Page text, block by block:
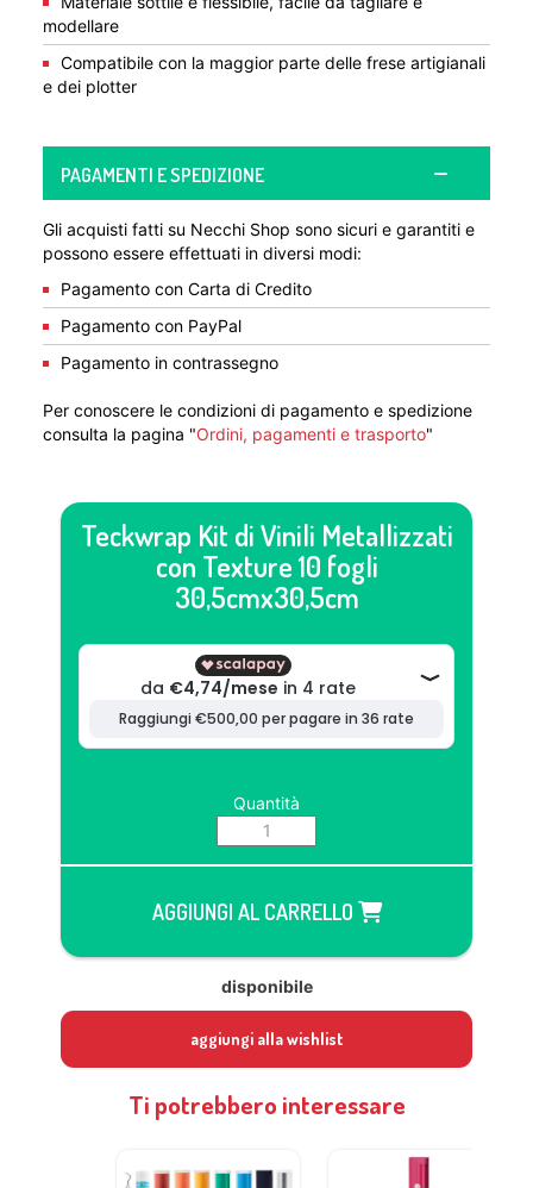
modellare
Compatibile con la maggior parte delle frese artigianali
e dei plotter
PAGAMENTI E SPEDIZIONE
Gli acquisti fatti su Necchi Shop sono sicuri e garantiti e
possono essere effettuati in diversi modi:
Pagamento con Carta di Credito
Pagamento con PayPal
Pagamento in contrassegno
Per conoscere le condizioni di pagamento e spedizione
consulta la pagina "Ordini, pagamenti e trasporto"
Teckwrap Kit di Vinili Metallizzati
con Texture 10 fogli
30,5cmx30,5cm
Quantità
AGGIUNGI AL CARRELLO
disponibile
aggiungi alla wishlist
Ti potrebbero interessare